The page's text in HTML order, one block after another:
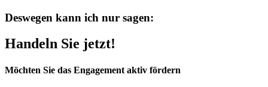
Deswegen kann ich nur sagen:
Handeln Sie jetzt!
Möchten Sie das Engagement aktiv fördern